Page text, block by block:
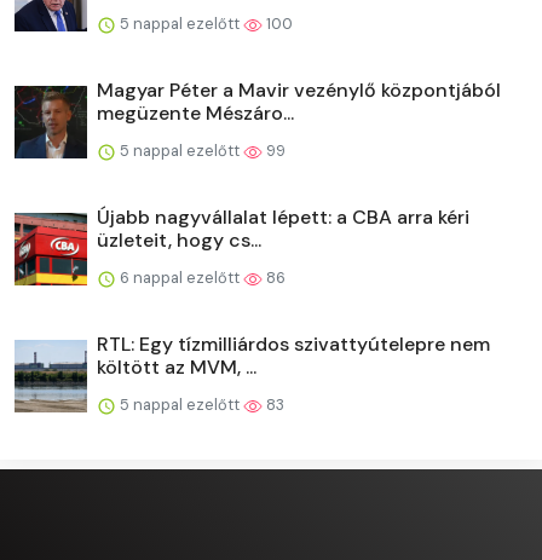
5 nappal ezelőtt 100
Magyar Péter a Mavir vezénylő központjából
megüzente Mészáro...
5 nappal ezelőtt 99
Újabb nagyvállalat lépett: a CBA arra kéri
üzleteit, hogy cs...
6 nappal ezelőtt 86
RTL: Egy tízmilliárdos szivattyútelepre nem
költött az MVM, ...
5 nappal ezelőtt 83